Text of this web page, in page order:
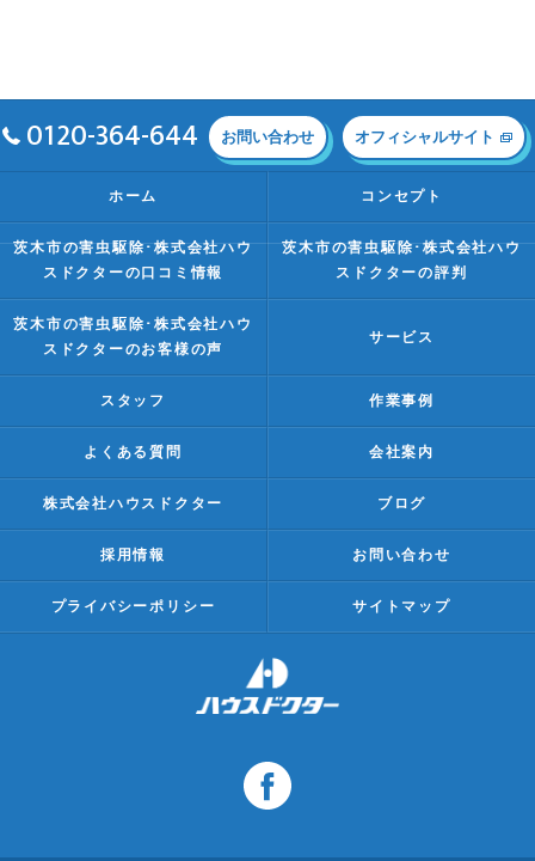
0120-364-644 お問い合わせ オフィシャルサイト
ホーム コンセプト
茨木市の害虫駆除･株式会社ハウ
スドクターの口コミ情報
茨木市の害虫駆除･株式会社ハウ
スドクターの評判
茨木市の害虫駆除･株式会社ハウ
スドクターのお客様の声
サービス
スタッフ 作業事例
よくある質問 会社案内
株式会社ハウスドクター ブログ
採用情報 お問い合わせ
プライバシーポリシー サイトマップ